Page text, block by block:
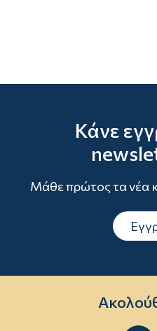
Κάνε
Μάθε πρώτος τα νέα